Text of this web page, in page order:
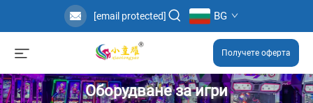
[email protected] BG
Получете оферта
Оборудване за игри